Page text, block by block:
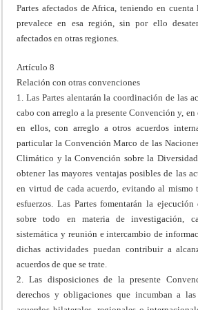
Partes afectados de Africa, teniendo en
prevalece en esa región, sin por ello
afectados en otras regiones.
Artículo 8
Relación con otras convenciones
1. Las Partes alentarán la coordinación de las
cabo con arreglo a la presente Convención y, en
en ellos, con arreglo a otros acuerdos
particular la Convención Marco de las
Climático y la Convención sobre la
obtener las mayores ventajas posibles de las
en virtud de cada acuerdo, evitando al
esfuerzos. Las Partes fomentarán la ejecución
sobre todo en materia de investigación,
sistemática y reunión e intercambio de
dichas actividades puedan contribuir a
acuerdos de que se trate.
2. Las disposiciones de la presente
derechos y obligaciones que incumban a